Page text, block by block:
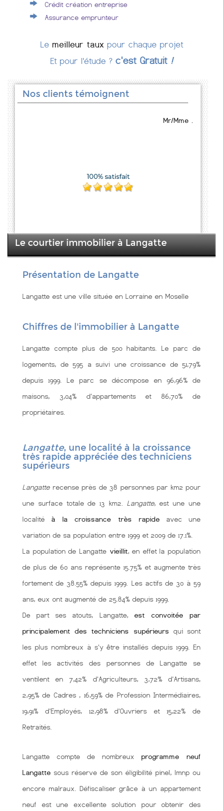
Crédit création entreprise
Assurance emprunteur
Le meilleur taux pour chaque projet
Et pour l'étude ? c'est Gratuit !
Nos clients témoignent
Mr/Mme .
Le courtier immobilier à Langatte
Présentation de Langatte
Langatte est une ville située en Lorraine en Moselle
Chiffres de l'immobilier à Langatte
Langatte compte plus de 500 habitants. Le parc de
logements, de 595 a suivi une croissance de 51,79%
depuis 1999. Le parc se décompose en 96,96% de
maisons, 3,04% d'appartements et 86,70% de
propriétaires.
Langatte, une localité à la croissance
très rapide appréciée des techniciens
supérieurs
Langatterecense près de 38 personnes par km2 pour
une surface totale de 13 km2. Langatte, est une une
localitéà la croissance très rapideavec une
variation de sa population entre 1999 et 2009 de 17.1%.
La population de Langattevieillit, en effet la population
de plus de 60 ans représente 15.75% et augmente très
fortement de 38.55% depuis 1999. Les actifs de 30 à 59
ans, eux ont augmenté de 25.84% depuis 1999.
De part ses atouts, Langatte, est convoitée par
principalement des techniciens supérieurs qui sont
les plus nombreux à s'y être installés depuis 1999. En
effet les activités des personnes de Langatte se
ventilent en 7,42% d'Agriculteurs, 3,72% d'Artisans,
2,95% de Cadres , 16,59% de Profession Intermédiaires,
19,91% d'Employés, 12,98% d'Ouvriers et 15,22% de
Retraités.
Langatte compte de nombreux programme neuf
Langatte sous réserve de son éligibilité pinel, lmnp ou
encore malraux. Défiscaliser grâce à un appartement
neuf est une excellente solution pour obtenir des